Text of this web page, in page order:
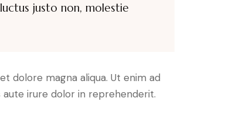
justo non, molestie
dolore magna aliqua. Ut enim ad
aute irure dolor in reprehenderit.